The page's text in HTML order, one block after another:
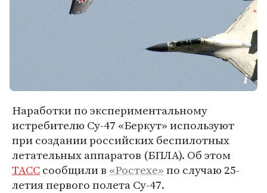
Наработки по экспериментальному
истребителю Су-47 «Беркут» используют
при создании российских беспилотных
летательных аппаратов (БПЛА). Об этом
ТАССсообщили в «Ростехе»по случаю 25-
летия первого полета Су-47.